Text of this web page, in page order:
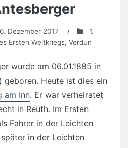
6. Dezember 2017 /
1.
Ersten Weltkriegs, Verdun
wurde am 06.01.1885 in
geboren. Heute ist dies ein
am Inn. Er war verheiratet
in Reuth. Im Ersten
Fahrer in der Leichten
in der Leichten